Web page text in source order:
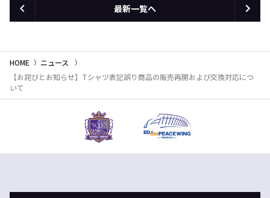
最新一覧へ
HOME
ニュース
【お詫びとお知らせ】Tシャツ表記誤り商品の販売再開および交換対応につ
いて